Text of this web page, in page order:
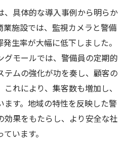
、具体的な導入事例から明らか
業施設では、監視カメラと警備
生率が大幅に低下しました。
グモールでは、警備員の定期的
テムの強化が功を奏し、顧客の
れにより、集客数も増加し、
す。地域の特性を反映した警
効果をもたらし、より安全な社
います。